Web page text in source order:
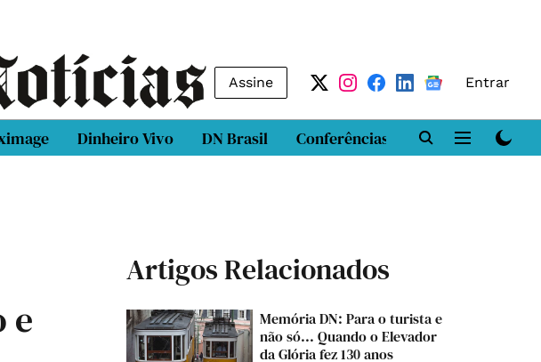
Assine Entrar
Dinheiro Vivo DN Brasil Conferências DN LAB
e
Artigos Relacionados
Memória DN: Para o turista e
não só... Quando o Elevador
da Glória fez 130 anos